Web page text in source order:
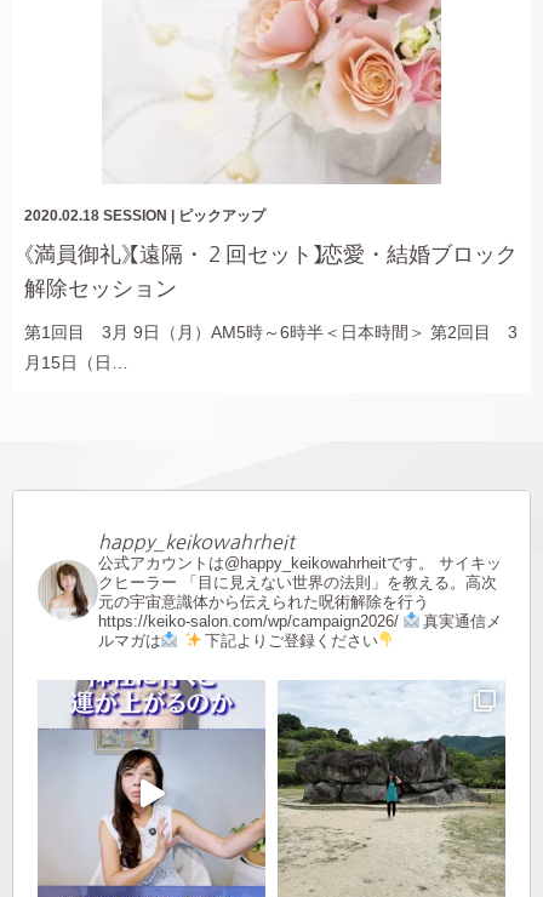
2020.02.18 SESSION ピックアップ
《満員御礼》【遠隔・２回セット】恋愛・結婚ブロック
解除セッション
第1回目 3月 9日（月）AM5時～6時半＜日本時間＞ 第2回目 3
月15日（日…
happy_keikowahrheit
公式アカウントは@happy_keikowahrheitです。
サイキッ
クヒーラー 「目に見えない世界の法則」を教える。高次
元の宇宙意識体から伝えられた呪術解除を行う
https://keiko-salon.com/wp/campaign2026/
真実通信メ
ルマガは
下記よりご登録ください